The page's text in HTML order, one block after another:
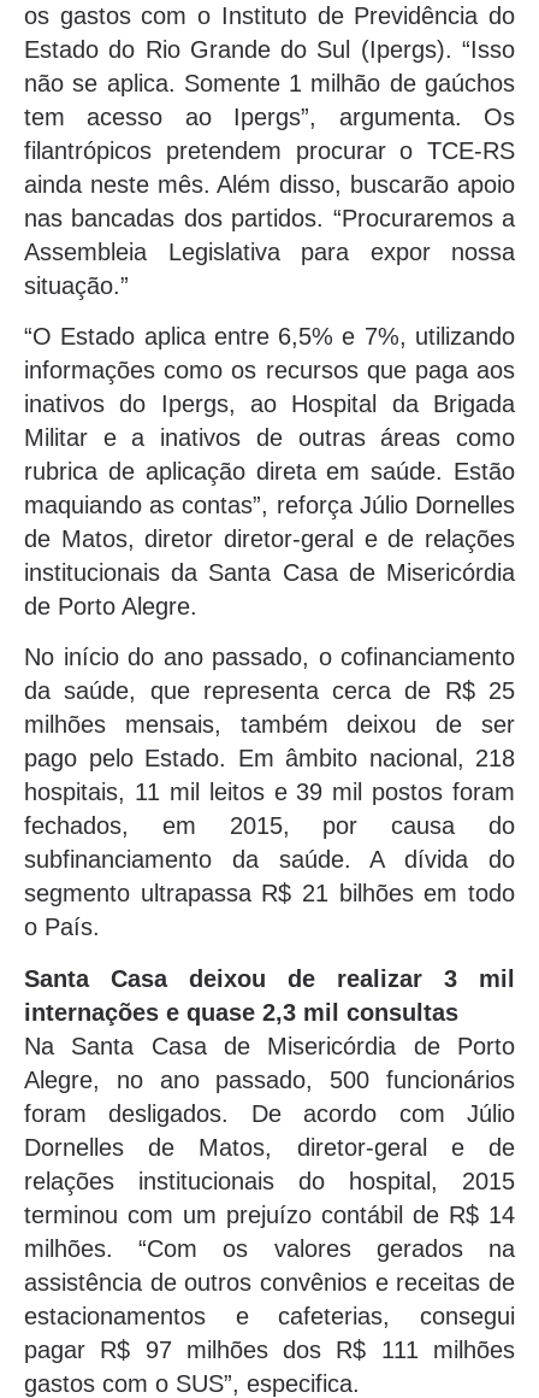
os gastos com o Instituto de Previdência do
Estado do Rio Grande do Sul (Ipergs). “Isso
não se aplica. Somente 1 milhão de gaúchos
tem acesso ao Ipergs”, argumenta. Os
filantrópicos pretendem procurar o TCE-RS
ainda neste mês. Além disso, buscarão apoio
nas bancadas dos partidos. “Procuraremos a
Assembleia Legislativa para expor nossa
situação.”
“O Estado aplica entre 6,5% e 7%, utilizando
informações como os recursos que paga aos
inativos do Ipergs, ao Hospital da Brigada
Militar e a inativos de outras áreas como
rubrica de aplicação direta em saúde. Estão
maquiando as contas”, reforça Júlio Dornelles
de Matos, diretor diretor-geral e de relações
institucionais da Santa Casa de Misericórdia
de Porto Alegre.
No início do ano passado, o cofinanciamento
da saúde, que representa cerca de R$ 25
milhões mensais, também deixou de ser
pago pelo Estado. Em âmbito nacional, 218
hospitais, 11 mil leitos e 39 mil postos foram
fechados, em 2015, por causa do
subfinanciamento da saúde. A dívida do
segmento ultrapassa R$ 21 bilhões em todo
o País.
Santa Casa deixou de realizar 3 mil
internações e quase 2,3 mil consultas
Na Santa Casa de Misericórdia de Porto
Alegre, no ano passado, 500 funcionários
foram desligados. De acordo com Júlio
Dornelles de Matos, diretor-geral e de
relações institucionais do hospital, 2015
terminou com um prejuízo contábil de R$ 14
milhões. “Com os valores gerados na
assistência de outros convênios e receitas de
estacionamentos e cafeterias, consegui
pagar R$ 97 milhões dos R$ 111 milhões
gastos com o SUS”, especifica.